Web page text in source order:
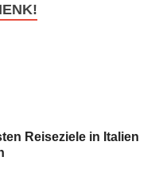
Reiseziele in Italien